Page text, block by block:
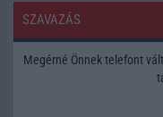
SZAVAZÁS
Megérné Önnek telefont